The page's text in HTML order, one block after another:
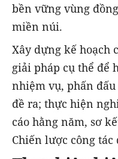
bền vững vùng
miền núi.
Xây dựng kế hoạch
giải pháp cụ thể để
nhiệm vụ, phấn
đề ra; thực hiện
cáo hằng năm, sơ
Chiến lược công tác